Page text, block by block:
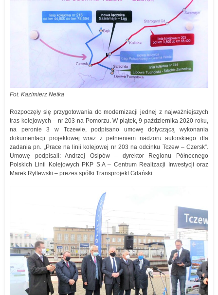
Fot. Kazimierz Netka
Rozpoczęły się przygotowania do modernizacji jednej z najważniejszych
tras kolejowych – nr 203 na Pomorzu. W piątek, 9 października 2020 roku,
na peronie 3 w Tczewie, podpisano umowę dotyczącą wykonania
dokumentacji projektowej wraz z pełnieniem nadzoru autorskiego dla
zadania pn. „Prace na linii kolejowej nr 203 na odcinku Tczew – Czersk”.
Umowę podpisali: Andrzej Osipów – dyrektor Regionu Północnego
Polskich Linii Kolejowych PKP S.A – Centrum Realizacji Inwestycji oraz
Marek Rytlewski – prezes spółki Transprojekt Gdański.